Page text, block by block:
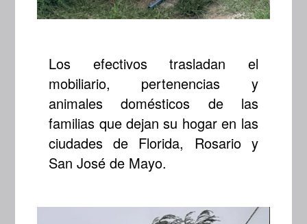
Los efectivos trasladan el
mobiliario, pertenencias y
animales domésticos de las
familias que dejan su hogar en las
ciudades de Florida, Rosario y
San José de Mayo.